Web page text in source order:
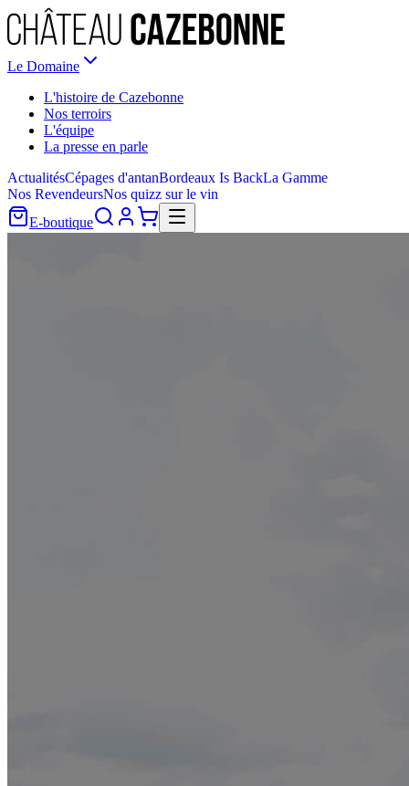
Le Domaine
L'histoire de Cazebonne
Nos terroirs
L'équipe
La presse en parle
ActualitésCépages d'antanBordeaux Is BackLa Gamme
Nos RevendeursNos quizz sur le vin
E-boutique